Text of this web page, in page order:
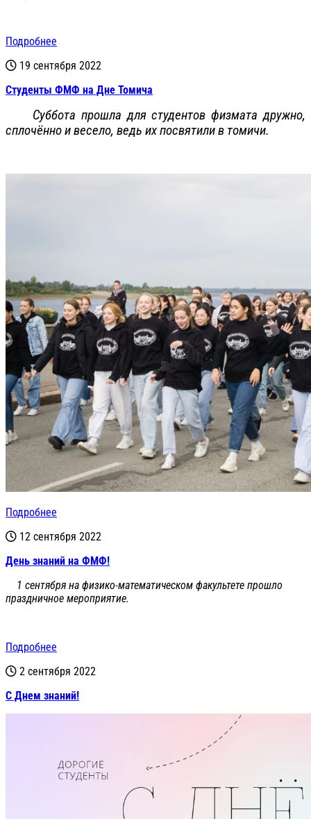
Подробнее
19 сентября 2022
Студенты ФМФ на Дне Томича
Суббота прошла для студентов физмата дружно,
сплочённо и весело, ведь их посвятили в томичи.
Подробнее
12 сентября 2022
День знаний на ФМФ!
1 сентября на физико-математическом факультете прошло
праздничное мероприятие.
Подробнее
2 сентября 2022
С Днем знаний!